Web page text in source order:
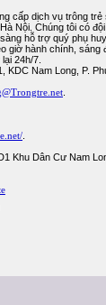
cấp dịch vụ trông
Nội. Chúng tôi có
hỗ trợ quý phụ
giờ hành chính, sáng
24h/7.
KDC Nam Long, P.
Khu Dân Cư Nam